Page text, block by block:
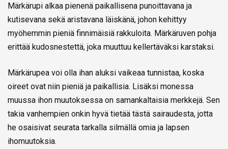
Märkärupi alkaa pienenä paikallisena punoittavana ja
kutisevana sekä aristavana läiskänä, johon kehittyy
myöhemmin pieniä finnimäisiä rakkuloita. Märkäruven pohja
erittää kudosnestettä, joka muuttuu kellertäväksi karstaksi.
Märkärupea voi olla ihan aluksi vaikeaa tunnistaa, koska
oireet ovat niin pieniä ja paikallisia. Lisäksi monessa
muussa ihon muutoksessa on samankaltaisia merkkejä. Sen
takia vanhempien onkin hyvä tietää tästä sairaudesta, jotta
he osaisivat seurata tarkalla silmällä omia ja lapsen
ihomuutoksia.